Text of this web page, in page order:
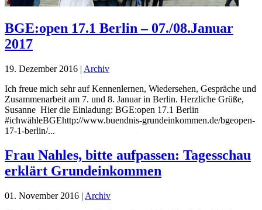
BGE:open 17.1 Berlin – 07./08.Januar
2017
19. Dezember 2016 | Archiv
Ich freue mich sehr auf Kennenlernen, Wiedersehen, Gespräche und
Zusammenarbeit am 7. und 8. Januar in Berlin. Herzliche Grüße,
Susanne Hier die Einladung: BGE:open 17.1 Berlin
#ichwähleBGEhttp://www.buendnis-grundeinkommen.de/bgeopen-
17-1-berlin/...
Frau Nahles, bitte aufpassen: Tagesschau
erklärt Grundeinkommen
01. November 2016 | Archiv